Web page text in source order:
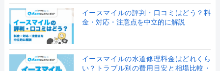
イースマイルの評判・口コミはどう？料
金・対応・注意点を中立的に解説
イースマイルの水道修理料金はどれくら
い？トラブル別の費用目安と相場比較・